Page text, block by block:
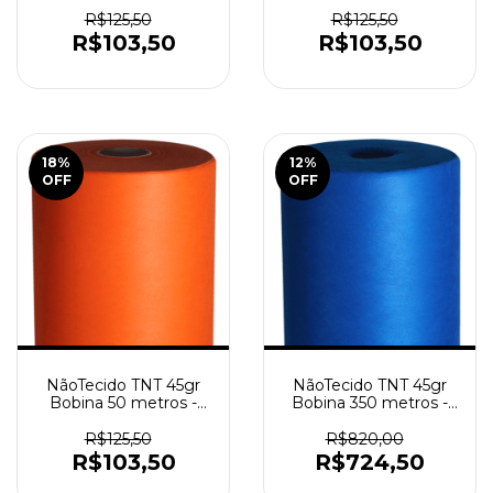
R$125,50
R$103,50
R$125,50
R$103,50
18%
OFF
NãoTecido TNT 45gr
Bobina 50 metros -
R$125,50
R$103,50
12%
OFF
NãoTecido TNT 45gr
Bobina 350 metros -
R$820,00
R$724,50